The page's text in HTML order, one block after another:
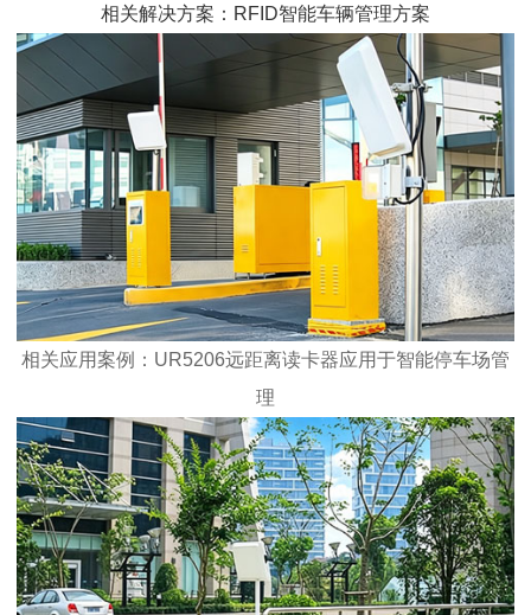
相关解决方案：RFID智能车辆管理方案
相关应用案例：UR5206远距离读卡器应用于智能停车场管
理